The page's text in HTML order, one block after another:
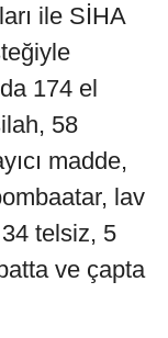
ile SİHA
174 el
58
madde,
lav
telsiz, 5
ve çapta